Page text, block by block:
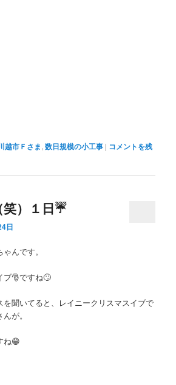
越市Ｆさま,数日規模の小工事 | コメントを残
）１日☔️
日
んです。
ブ🎅ですね🙄
聞いてると、レイニークリスマスイブで
が。
ね😁